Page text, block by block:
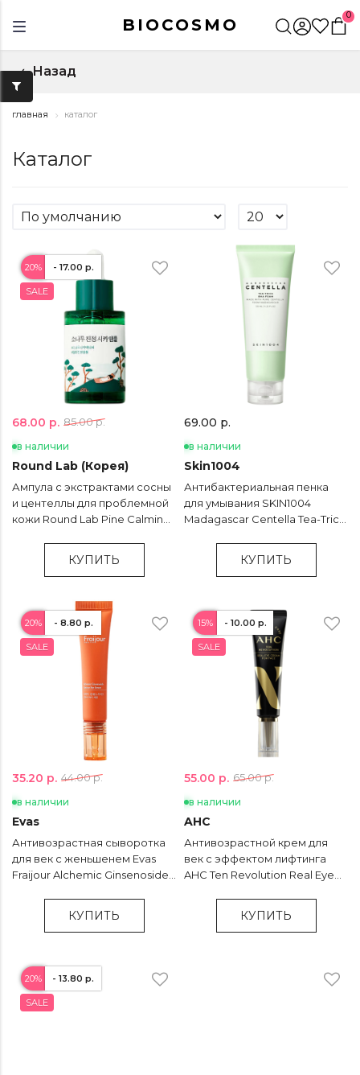
BIOCOSMO
0
тушь
↑Назад
главная каталог
Каталог
SALE
20% - 17.00 р.
68.00 р. 85.00 р.
в наличии
Round Lab (Корея)
Ампула с экстрактами сосны
и центеллы для проблемной
кожи Round Lab Pine Calming
КУПИТЬ
69.00 р.
в наличии
Skin1004
Антибактериальная пенка
для умывания SKIN1004
Madagascar Centella Tea-Trica
КУПИТЬ
SALE
20% - 8.80 р.
35.20 р. 44.00 р.
в наличии
Evas
Антивозрастная сыворотка
для век с женьшенем Evas
Fraijour Alchemic Ginsenoside
КУПИТЬ
SALE
15% - 10.00 р.
55.00 р. 65.00 р.
в наличии
AHC
Антивозрастной крем для
век с эффектом лифтинга
AHC Ten Revolution Real Eye
КУПИТЬ
SALE
20% - 13.80 р.